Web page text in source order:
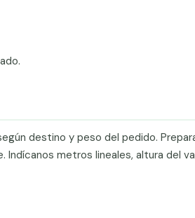
destino y peso del pedido.
metros lineales, altura del